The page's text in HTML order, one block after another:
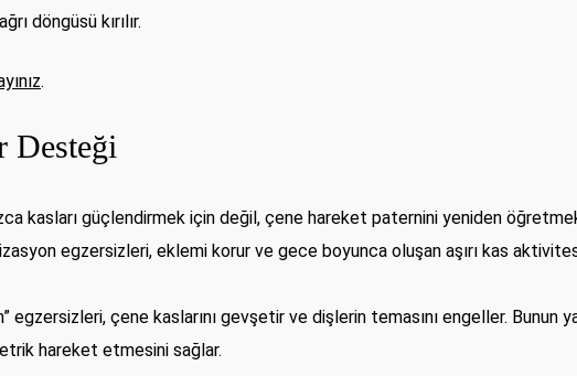
döngüsü kırılır.
.
Desteği
kasları güçlendirmek için değil, çene hareket paternini yeniden
egzersizleri, eklemi korur ve gece boyunca oluşan aşırı kas
egzersizleri, çene kaslarını gevşetir ve dişlerin temasını engeller. Bunun
hareket etmesini sağlar.